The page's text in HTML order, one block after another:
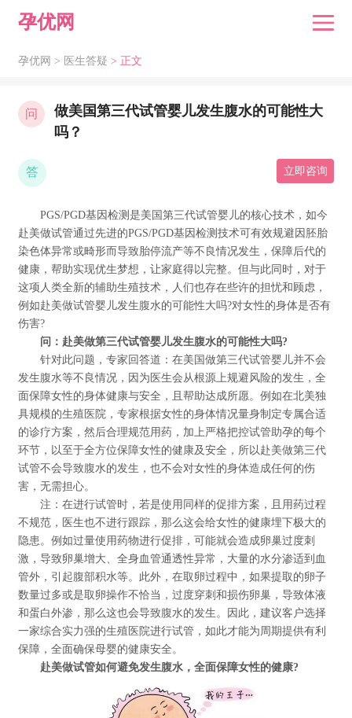
孕优网
孕优网 > 医生答疑 > 正文
问
做美国第三代试管婴儿发生腹水的可能性大
吗？
答 立即咨询
PGS/PGD基因检测是美国第三代试管婴儿的核心技术，如今
赴美做试管通过先进的PGS/PGD基因检测技术可有效规避因胚胎
染色体异常或畸形而导致胎停流产等不良情况发生，保障后代的
健康，帮助实现优生梦想，让家庭得以完整。但与此同时，对于
这项人类全新的辅助生殖技术，人们也存在些许的担忧和顾虑，
例如赴美做试管婴儿发生腹水的可能性大吗?对女性的身体是否有
伤害?
问：赴美做第三代试管婴儿发生腹水的可能性大吗?
针对此问题，专家回答道：在美国做第三代试管婴儿并不会
发生腹水等不良情况，因为医生会从根源上规避风险的发生，全
面保障女性的身体健康与安全，且帮助达成所愿。例如在北美独
具规模的生殖医院，专家根据女性的身体情况量身制定专属合适
的诊疗方案，然后合理规范用药，加上严格把控试管助孕的每个
环节，以至于全方位保障女性的健康及安全，所以赴美做第三代
试管不会导致腹水的发生，也不会对女性的身体造成任何的伤
害，无需担心。
注：在进行试管时，若是使用同样的促排方案，且用药过程
不规范，医生也不进行跟踪，那么这会给女性的健康埋下极大的
隐患。例如过量使用药物进行促排，可能就会造成卵巢过度刺
激，导致卵巢增大、全身血管通透性异常，大量的水分渗适到血
管外，引起腹部积水等。此外，在取卵过程中，如果提取的卵子
数量过多或是取卵操作不恰当，过度穿刺和损伤卵巢，导致体液
和蛋白外渗，那么这也会导致腹水的发生。因此，建议客户选择
一家综合实力强的生殖医院进行试管，如此才能为周期提供有利
保障，全面确保母婴的健康安全。
赴美做试管如何避免发生腹水，全面保障女性的健康?